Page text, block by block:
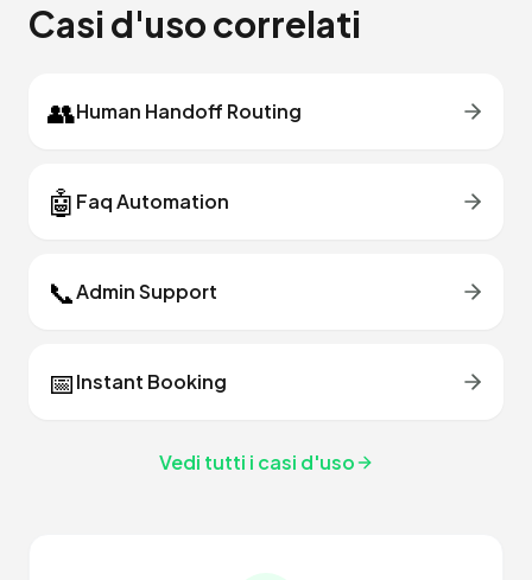
Casi d'uso correlati
👥Human Handoff Routing
🤖 Faq Automation
📞Admin Support
📅Instant Booking
Vedi tutti i casi d'uso